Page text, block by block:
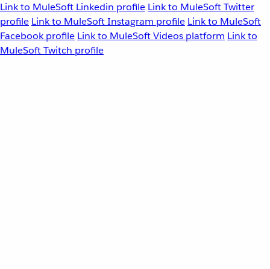
Link to MuleSoft Linkedin profile Link to MuleSoft Twitter
profile Link to MuleSoft Instagram profile Link to MuleSoft
Facebook profile Link to MuleSoft Videos platform Link to
MuleSoft Twitch profile